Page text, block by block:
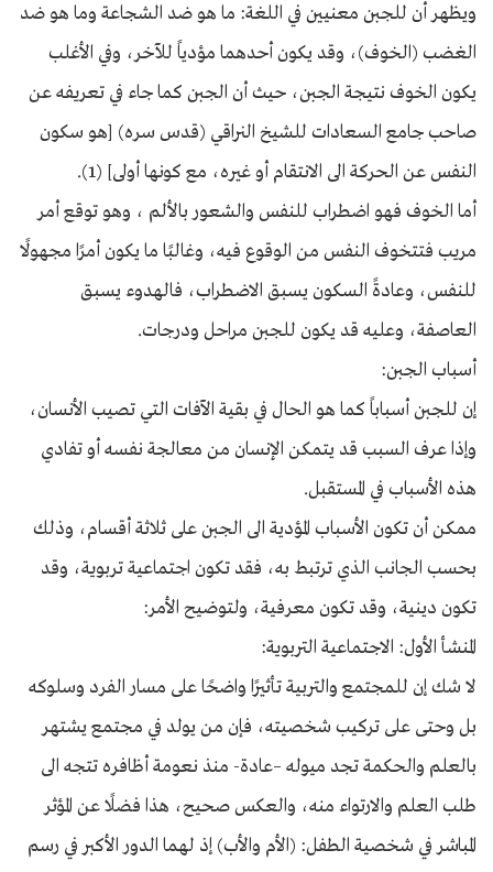
ويظهر أن للجبن معنيين في اللغة: ما هو ضد الشجاعة وما هو ضد
الغضب (الخوف)، وقد يكون أحدهما مؤدياً للآخر، وفي الأغلب
يكون الخوف نتيجة الجبن، حيث أن الجبن كما جاء في تعريفه عن
صاحب جامع السعادات للشيخ النراقي (قدس سره) [هو سكون
النفس عن الحركة الى الانتقام أو غيره، مع كونها أولى] (1).
أما الخوف فهو اضطراب للنفس والشعور بالألم ، وهو توقع أمر
مريب فتتخوف النفس من الوقوع فيه، وغالبًا ما يكون أمرًا مجهولًا
للنفس، وعادةً السكون يسبق الاضطراب، فالهدوء يسبق
العاصفة، وعليه قد يكون للجبن مراحل ودرجات.
أسباب الجبن:
إن للجبن أسباباً كما هو الحال في بقية الآفات التي تصيب الأنسان،
وإذا عرف السبب قد يتمكن الإنسان من معالجة نفسه أو تفادي
هذه الأسباب في المستقبل.
ممكن أن تكون الأسباب المؤدية الى الجبن على ثلاثة أقسام، وذلك
بحسب الجانب الذي ترتبط به، فقد تكون اجتماعية تربوية، وقد
تكون دينية، وقد تكون معرفية، ولتوضيح الأمر:
المنشأ الأول: الاجتماعية التربوية:
لا شك إن للمجتمع والتربية تأثيرًا واضحًا على مسار الفرد وسلوكه
بل وحتى على تركيب شخصيته، فإن من يولد في مجتمع يشتهر
بالعلم والحكمة تجد ميوله –عادة- منذ نعومة أظافره تتجه الى
طلب العلم والارتواء منه، والعكس صحيح، هذا فضلًا عن المؤثر
المباشر في شخصية الطفل: (الأم والأب) إذ لهما الدور الأكبر في رسم